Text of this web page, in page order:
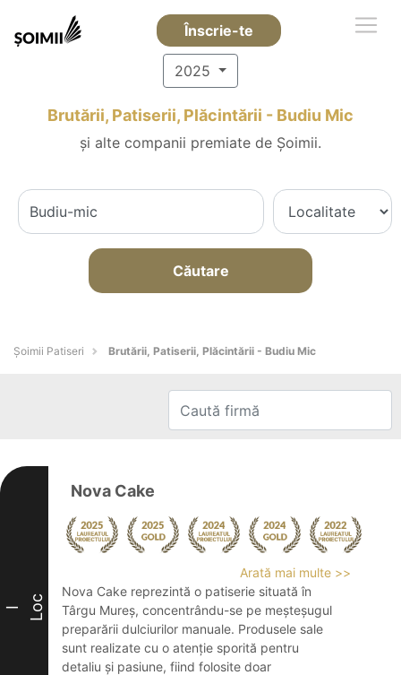
Înscrie-te
2025
Brutării, Patiserii, Plăcintării - Budiu Mic
și alte companii premiate de Șoimii.
Căutare
Șoimii Patiseri Brutării, Patiserii, Plăcintării - Budiu Mic
I Loc
Nova Cake
Arată mai multe >>
Nova Cake reprezintă o patiserie situată în
Târgu Mureș, concentrându-se pe meșteșugul
preparării dulciurilor manuale. Produsele sale
sunt realizate cu o atenție sporită pentru
detaliu și pasiune, fiind folosite doar